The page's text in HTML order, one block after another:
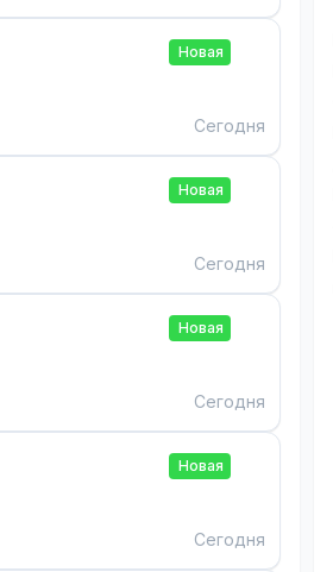
Новая
Сегодня
Новая
Сегодня
Новая
Сегодня
Новая
Сегодня